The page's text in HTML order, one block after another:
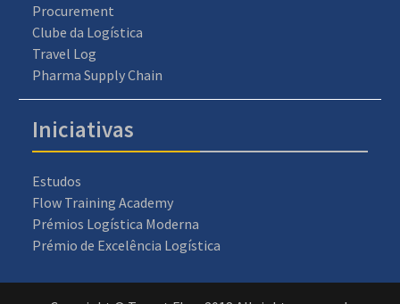
Procurement
Clube da Logística
Travel Log
Pharma Supply Chain
Iniciativas
Estudos
Flow Training Academy
Prémios Logística Moderna
Prémio de Excelência Logística